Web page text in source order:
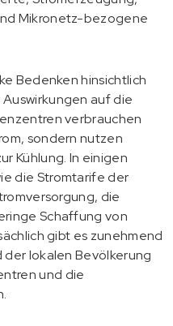
Mikronetz-bezogene
Bedenken hinsichtlich
auf die
verbrauchen
sondern nutzen
Kühlung. In einigen
die Stromtarife der
die
Schaffung von
gibt es zunehmend
lokalen Bevölkerung
und die